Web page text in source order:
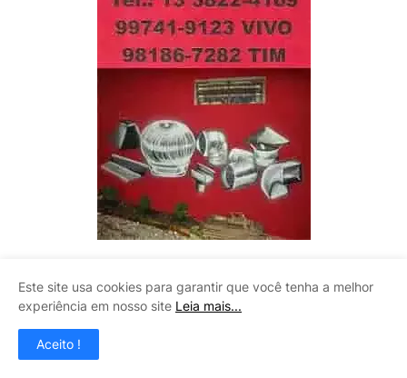
LITOMAQ
Este site usa cookies para garantir que você tenha a melhor
experiência em nosso site Leia mais...
Aceito !